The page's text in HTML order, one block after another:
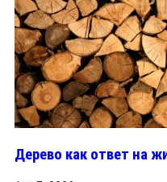
Дерево как ответ на